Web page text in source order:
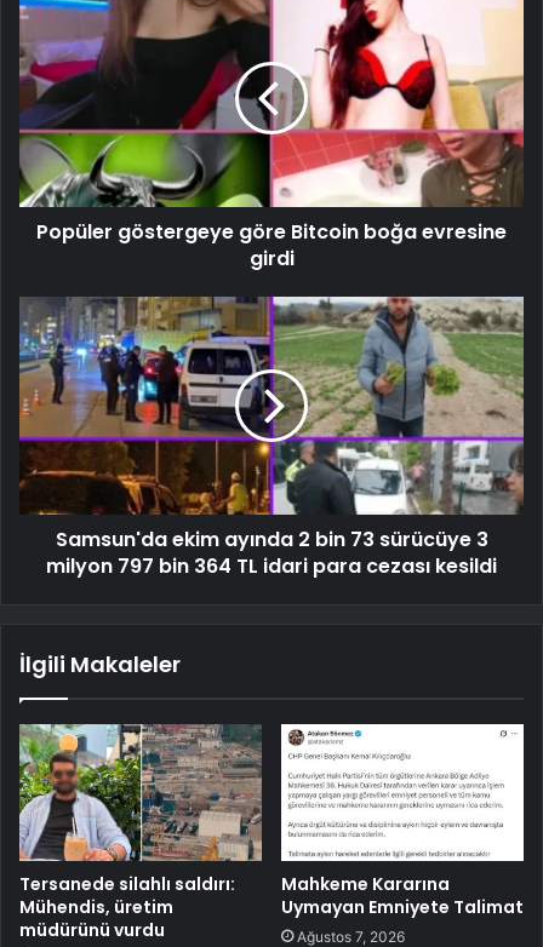
Popüler göstergeye göre Bitcoin boğa evresine
girdi
Samsun'da ekim ayında 2 bin 73 sürücüye 3
milyon 797 bin 364 TL idari para cezası kesildi
İlgili Makaleler
Tersanede silahlı saldırı:
Mühendis, üretim
müdürünü vurdu
Mahkeme Kararına
Uymayan Emniyete Talimat
Ağustos 7, 2026